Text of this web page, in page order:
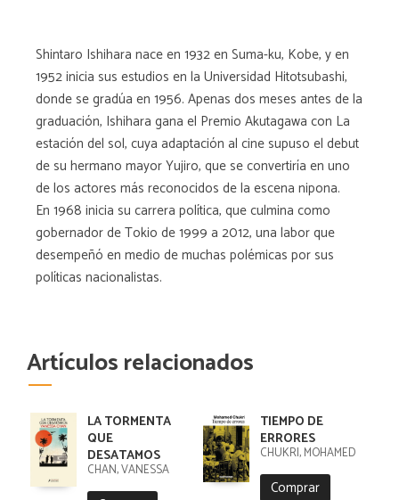
Shintaro Ishihara nace en 1932 en Suma-ku, Kobe, y en
1952 inicia sus estudios en la Universidad Hitotsubashi,
donde se gradúa en 1956. Apenas dos meses antes de la
graduación, Ishihara gana el Premio Akutagawa con La
estación del sol, cuya adaptación al cine supuso el debut
de su hermano mayor Yujiro, que se convertiría en uno
de los actores más reconocidos de la escena nipona.
En 1968 inicia su carrera política, que culmina como
gobernador de Tokio de 1999 a 2012, una labor que
desempeñó en medio de muchas polémicas por sus
políticas nacionalistas.
Artículos relacionados
LA TORMENTA
QUE
DESATAMOS
CHAN, VANESSA
TIEMPO DE
ERRORES
CHUKRI, MOHAMED
Comprar